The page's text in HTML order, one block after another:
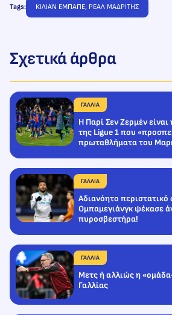
Tags: ΚΙΛΙΑΝ ΕΜΠΑΠΕ, ΡΕΑΛ ΜΑΔΡΙΤΗΣ
Σχετικά άρθρα
ΓΑΛΛΙΑ
H Παρί Σεν Ζερμέν
της Ligue 1 που
πρωταθλήματα του
ΓΑΛΛΙΑ
Αδιανόητο
Ομπαμεγιάνγκ ψέκασε
πυροσβεστήρα!
ΓΑΛΛΙΑ
Mετς ή αλλιώς η
Γαλλίας